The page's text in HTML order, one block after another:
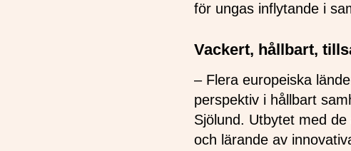
för ungas inflytande i
Vackert, hållbart,
– Flera europeiska
perspektiv i hållbart
Sjölund. Utbytet med
och lärande av